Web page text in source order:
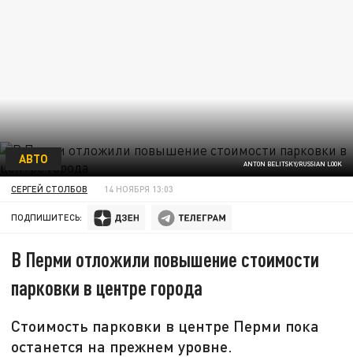
ANTON BELITSKY/RUSSIAN LOOK
АВТО
СЕРГЕЙ СТОЛБОВ 14 НОЯБРЯ 13:03
ПОДПИШИТЕСЬ:
В Перми отложили повышение стоимости
парковки в центре города
Стоимость парковки в центре Перми пока
останется на прежнем уровне.